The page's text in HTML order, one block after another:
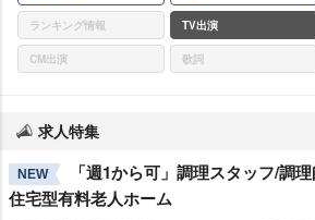
ランキング情報 TV出演
CM出演 歌詞
求人特集
NEW
「週1から可」調理スタッフ/調
住宅型有料老人ホーム